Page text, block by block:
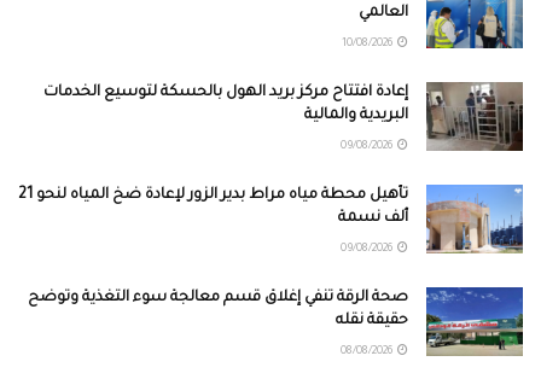
العالمي
إعادة افتتاح مركز بريد الهول بالحسكة لتوسيع الخدمات
البريدية والمالية
تأهيل محطة مياه مراط بدير الزور لإعادة ضخ المياه لنحو 21
ألف نسمة
صحة الرقة تنفي إغلاق قسم معالجة سوء التغذية وتوضح
حقيقة نقله